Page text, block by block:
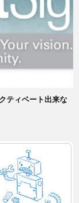
ティベート出来な